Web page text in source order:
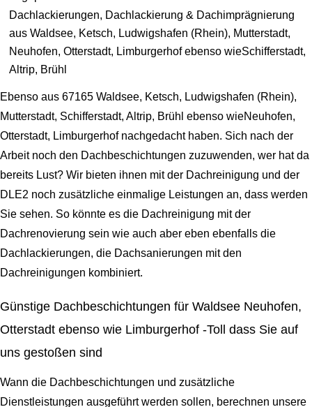
Dachlackierungen, Dachlackierung & Dachimprägnierung
aus Waldsee, Ketsch, Ludwigshafen (Rhein), Mutterstadt,
Neuhofen, Otterstadt, Limburgerhof ebenso wieSchifferstadt,
Altrip, Brühl
Ebenso aus 67165 Waldsee, Ketsch, Ludwigshafen (Rhein),
Mutterstadt, Schifferstadt, Altrip, Brühl ebenso wieNeuhofen,
Otterstadt, Limburgerhof nachgedacht haben. Sich nach der
Arbeit noch den Dachbeschichtungen zuzuwenden, wer hat da
bereits Lust? Wir bieten ihnen mit der Dachreinigung und der
DLE2 noch zusätzliche einmalige Leistungen an, dass werden
Sie sehen. So könnte es die Dachreinigung mit der
Dachrenovierung sein wie auch aber eben ebenfalls die
Dachlackierungen, die Dachsanierungen mit den
Dachreinigungen kombiniert.
Günstige Dachbeschichtungen für Waldsee Neuhofen,
Otterstadt ebenso wie Limburgerhof -Toll dass Sie auf
uns gestoßen sind
Wann die Dachbeschichtungen und zusätzliche
Dienstleistungen ausgeführt werden sollen, berechnen unsere